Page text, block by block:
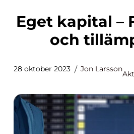
Eget kapital – Förståelse
och
28 oktober 2023 Jon Larsson